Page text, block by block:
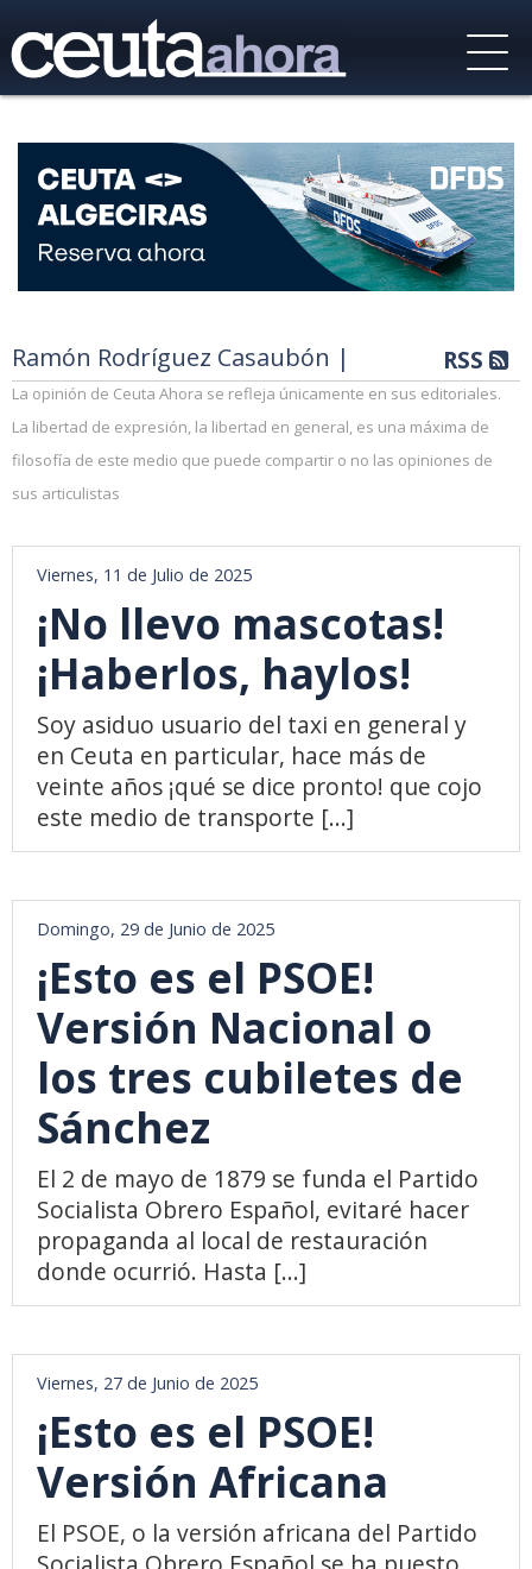
Ramón Rodríguez Casaubón | RSS
La opinión de Ceuta Ahora se refleja únicamente en sus editoriales.
La libertad de expresión, la libertad en general, es una máxima de
filosofía de este medio que puede compartir o no las opiniones de
sus articulistas
Viernes, 11 de Julio de 2025
¡No llevo mascotas!
¡Haberlos, haylos!
Soy asiduo usuario del taxi en general y
en Ceuta en particular, hace más de
veinte años ¡qué se dice pronto! que cojo
este medio de transporte [...]
Domingo, 29 de Junio de 2025
¡Esto es el PSOE!
Versión Nacional o
los tres cubiletes de
Sánchez
El 2 de mayo de 1879 se funda el Partido
Socialista Obrero Español, evitaré hacer
propaganda al local de restauración
donde ocurrió. Hasta [...]
Viernes, 27 de Junio de 2025
¡Esto es el PSOE!
Versión Africana
El PSOE, o la versión africana del Partido